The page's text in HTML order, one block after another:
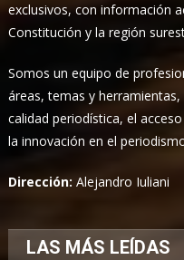
exclusivos, con información
Constitución y la región
Somos un equipo de
áreas, temas y
calidad periodística, el
la innovación en el
Dirección:Alejandro Iuliani
LAS MÁS LEÍDAS